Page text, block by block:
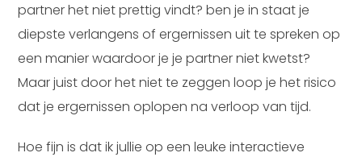
partner het niet prettig vindt? ben je in staat je
diepste verlangens of ergernissen uit te spreken op
een manier waardoor je je partner niet kwetst?
Maar juist door het niet te zeggen loop je het risico
dat je ergernissen oplopen na verloop van tijd.
Hoe fijn is dat ik jullie op een leuke interactieve